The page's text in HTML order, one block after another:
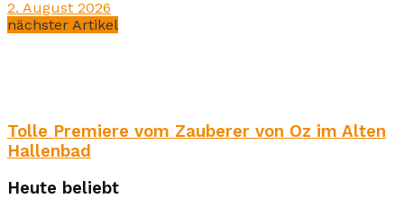
2. August 2026
nächster Artikel
Tolle Premiere vom Zauberer von Oz im Alten
Hallenbad
Heute beliebt